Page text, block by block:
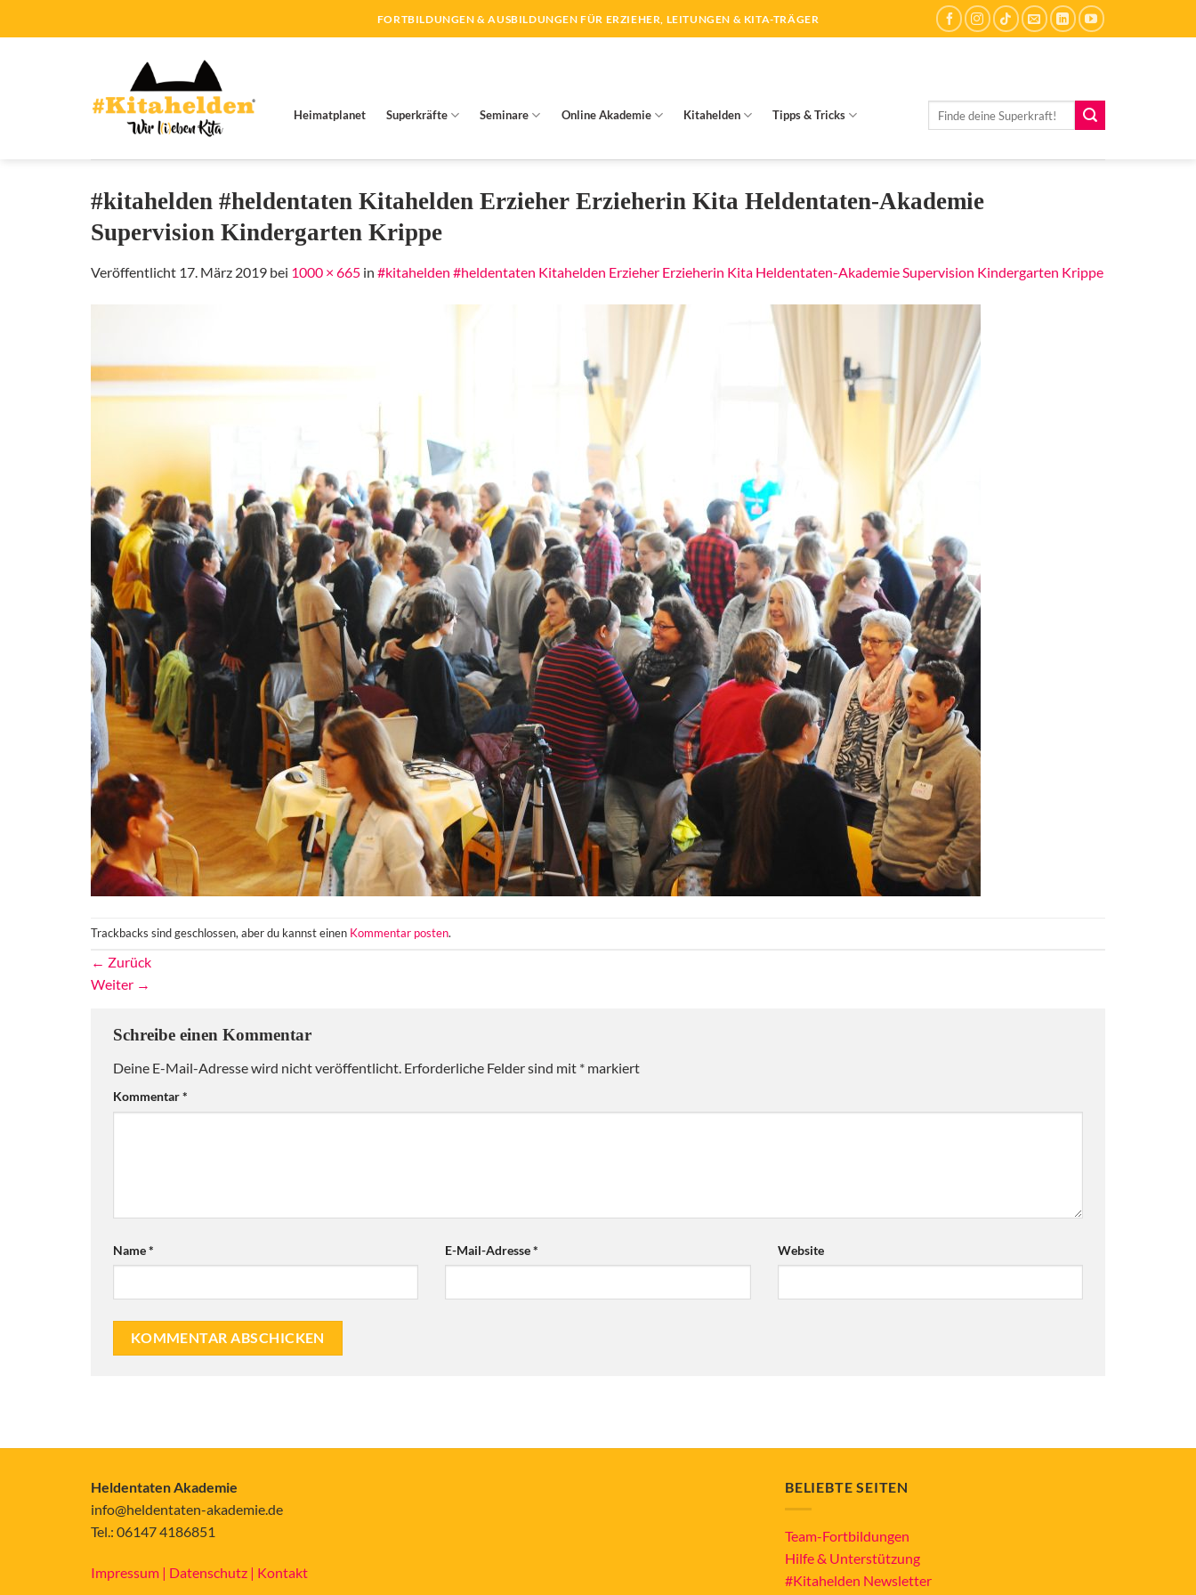
FORTBILDUNGEN & AUSBILDUNGEN FÜR ERZIEHER, LEITUNGEN & KITA-TRÄGER
Heimatplanet Superkräfte Seminare Online Akademie Kitahelden Tipps & Tricks
#kitahelden #heldentaten Kitahelden Erzieher Erzieherin Kita Heldentaten-Akademie
Supervision Kindergarten Krippe
Veröffentlicht 17. März 2019 bei 1000 × 665 in #kitahelden #heldentaten Kitahelden Erzieher Erzieherin Kita Heldentaten-Akademie Supervision Kindergarten Krippe
Trackbacks sind geschlossen, aber du kannst einen Kommentar posten.
← Zurück
Weiter →
Schreibe einen Kommentar
Deine E-Mail-Adresse wird nicht veröffentlicht. Erforderliche Felder sind mit * markiert
Kommentar*
Name* E-Mail-Adresse* Website
Alternative:
Heldentaten Akademie
info@heldentaten-akademie.de
Tel.: 06147 4186851
Impressum | Datenschutz | Kontakt
BELIEBTE SEITEN
Team-Fortbildungen
Hilfe & Unterstützung
#Kitahelden Newsletter